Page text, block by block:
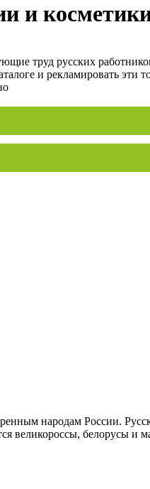
и
труд русских
и рекламировать эти
народам России.
великороссы, белорусы и